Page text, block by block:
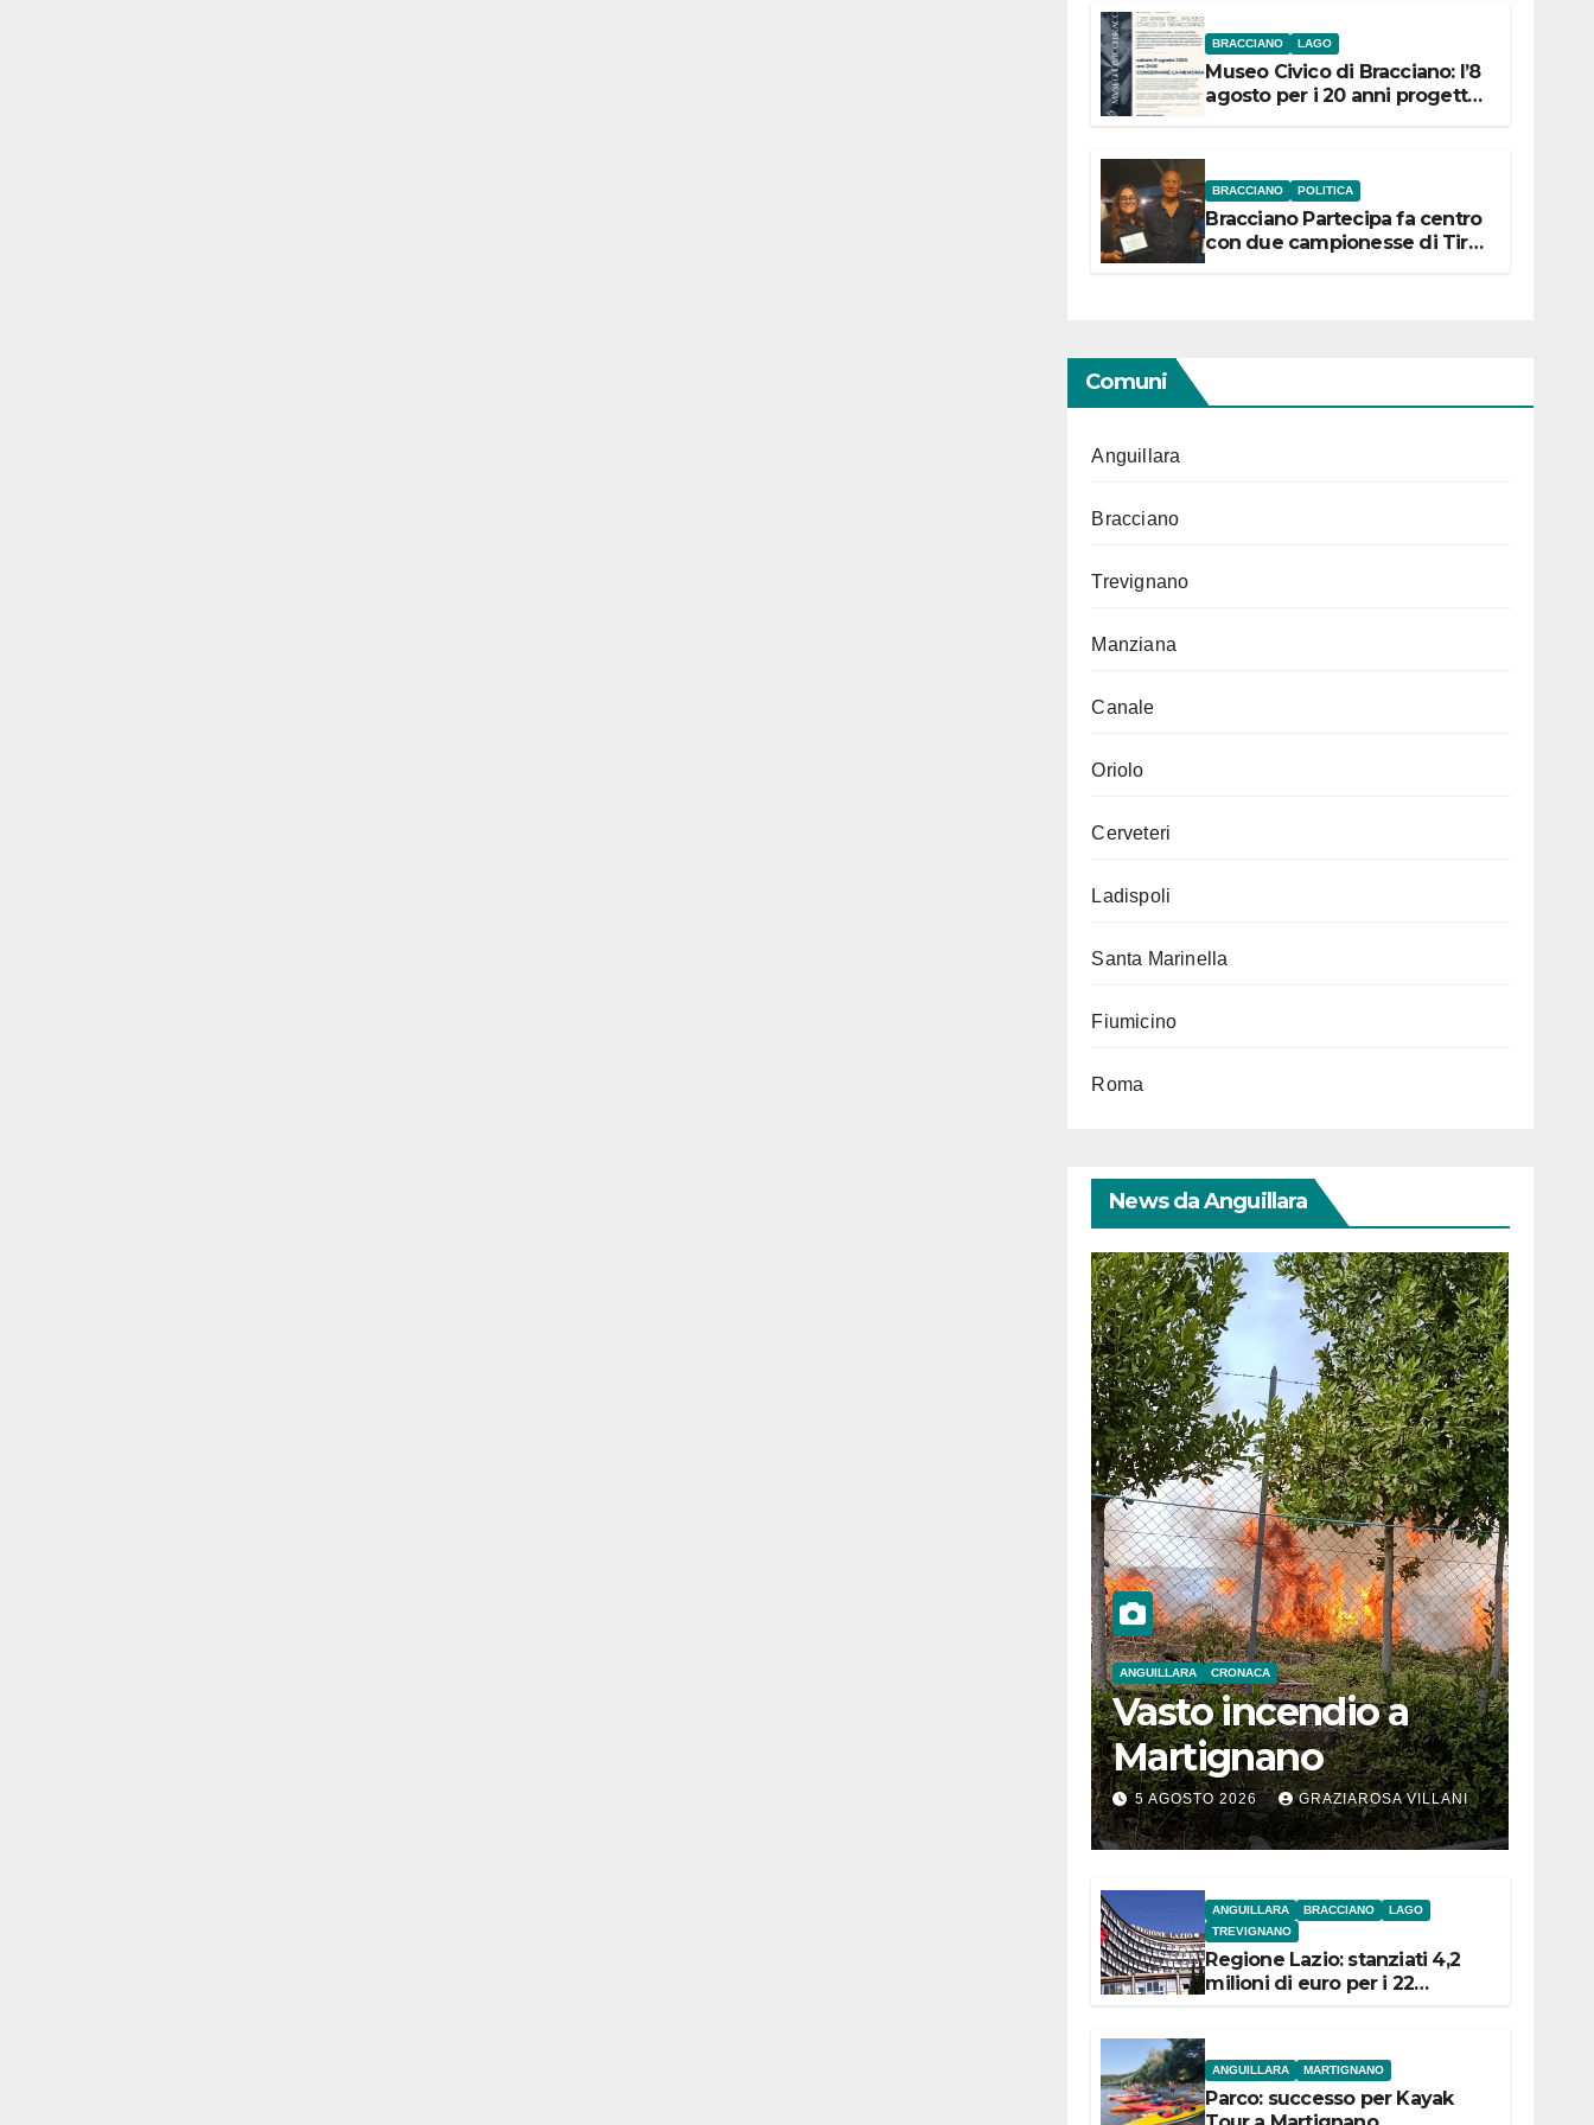
BRACCIANO LAGO
Museo Civico di Bracciano: l’8
agosto per i 20 anni progetto
BRACCIANO POLITICA
Bracciano Partecipa fa centro
con due campionesse di Tiro
Comuni
Anguillara
Bracciano
Trevignano
Manziana
Canale
Oriolo
Cerveteri
Ladispoli
Santa Marinella
Fiumicino
Roma
News da Anguillara
ANGUILLARA CRONACA
Vasto incendio a
Martignano
5 AGOSTO 2026 GRAZIAROSA VILLANI
ANGUILLARA BRACCIANO
LAGO
TREVIGNANO
Regione Lazio: stanziati 4,2
milioni di euro per i 22
ANGUILLARA MARTIGNANO
Parco: successo per Kayak